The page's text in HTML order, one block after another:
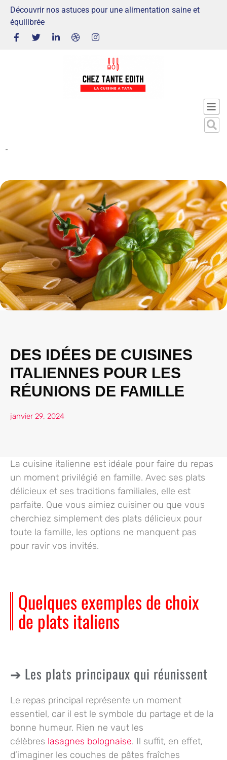
Découvrir nos astuces pour une alimentation saine et
équilibrée
-
DES IDÉES DE CUISINES
ITALIENNES POUR LES
RÉUNIONS DE FAMILLE
janvier 29, 2024
La cuisine italienne est idéale pour faire du repas
un moment privilégié en famille. Avec ses plats
délicieux et ses traditions familiales, elle est
parfaite. Que vous aimiez cuisiner ou que vous
cherchiez simplement des plats délicieux pour
toute la famille, les options ne manquent pas
pour ravir vos invités.
Quelques exemples de choix
de plats italiens
Les plats principaux qui réunissent
Le repas principal représente un moment
essentiel, car il est le symbole du partage et de la
bonne humeur. Rien ne vaut les
célèbres lasagnes bolognaise. Il suffit, en effet,
d’imaginer les couches de pâtes fraîches